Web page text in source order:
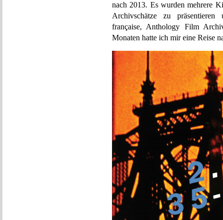
nach 2013. Es wurden mehrere
Archivschätze zu präsentieren
française, Anthology Film
Monaten hatte ich mir eine Reise